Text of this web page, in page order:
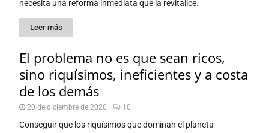
necesita una reforma inmediata que la revitalice.
Leer más
El problema no es que sean ricos,
sino riquísimos, ineficientes y a costa
de los demás
20 de diciembre de 2020 10
Conseguir que los riquísimos que dominan el planeta